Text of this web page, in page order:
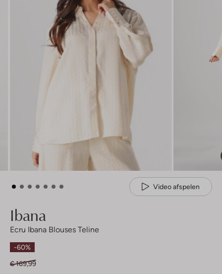
Video afspelen
Ibana
Ecru Ibana Blouses Teline
-60%
€ 169,99